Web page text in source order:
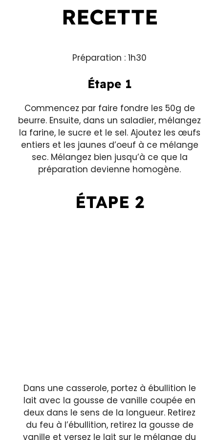
RECETTE
Préparation : 1h30
Étape 1
Commencez par faire fondre les 50g de
beurre. Ensuite, dans un saladier, mélangez
la farine, le sucre et le sel. Ajoutez les œufs
entiers et les jaunes d’oeuf à ce mélange
sec. Mélangez bien jusqu’à ce que la
préparation devienne homogène.
ÉTAPE 2
Dans une casserole, portez à ébullition le
lait avec la gousse de vanille coupée en
deux dans le sens de la longueur. Retirez
du feu à l’ébullition, retirez la gousse de
vanille et versez le lait sur le mélange du